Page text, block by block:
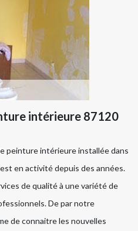
intérieure 87120
peinture intérieure installée dans
en activité depuis des années.
de qualité à une variété de
De par notre
de connaitre les nouvelles